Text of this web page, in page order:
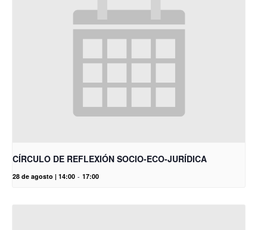
CÍRCULO DE REFLEXIÓN SOCIO-ECO-JURÍDICA
28 de agosto | 14:00 - 17:00